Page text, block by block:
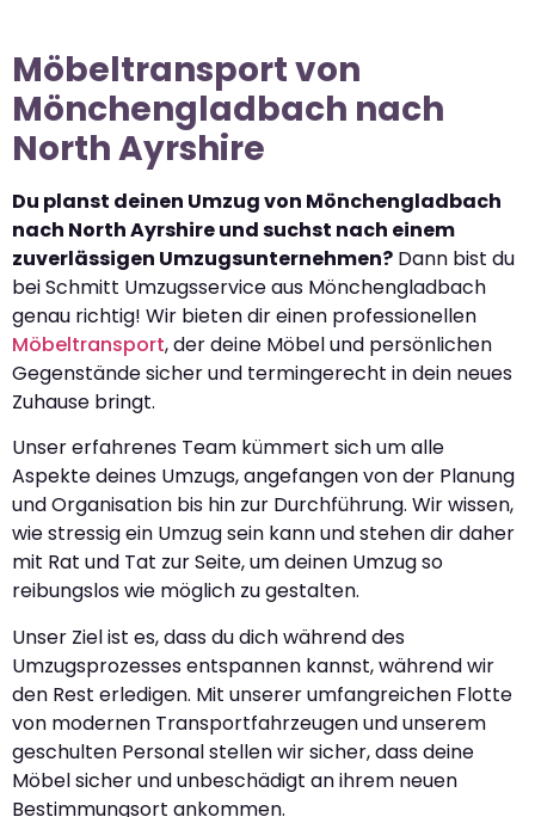
Möbeltransport von
Mönchengladbach nach
North Ayrshire
Du planst deinen Umzug von Mönchengladbach
nach North Ayrshire und suchst nach einem
zuverlässigen Umzugsunternehmen? Dann bist du
bei Schmitt Umzugsservice aus Mönchengladbach
genau richtig! Wir bieten dir einen professionellen
Möbeltransport, der deine Möbel und persönlichen
Gegenstände sicher und termingerecht in dein neues
Zuhause bringt.
Unser erfahrenes Team kümmert sich um alle
Aspekte deines Umzugs, angefangen von der Planung
und Organisation bis hin zur Durchführung. Wir wissen,
wie stressig ein Umzug sein kann und stehen dir daher
mit Rat und Tat zur Seite, um deinen Umzug so
reibungslos wie möglich zu gestalten.
Unser Ziel ist es, dass du dich während des
Umzugsprozesses entspannen kannst, während wir
den Rest erledigen. Mit unserer umfangreichen Flotte
von modernen Transportfahrzeugen und unserem
geschulten Personal stellen wir sicher, dass deine
Möbel sicher und unbeschädigt an ihrem neuen
Bestimmungsort ankommen.